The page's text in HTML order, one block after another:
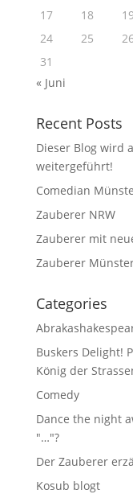
17
18 19
24
25
31
« Juni
Recent Posts
Dieser Blog wird
weitergeführt!
Comedian
Zauberer NRW
Zauberer mit
Zauberer
Categories
Buskers Delight!
König der
Comedy
Dance the night
"…"?
Der Zauberer
Kosub blogt